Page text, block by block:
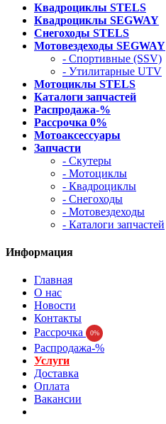
Квадроциклы STELS
Квадроциклы SEGWAY
Снегоходы STELS
Мотовездеходы SEGWAY
- Спортивные (SSV)
- Утилитарные UTV
Мотоциклы STELS
Каталоги запчастей
Распродажа-%
Рассрочка 0%
Мотоаксессуары
Запчасти
- Скутеры
- Мотоциклы
- Квадроциклы
- Снегоходы
- Мотовездеходы
- Каталоги запчастей
Информация
Главная
О нас
Новости
Контакты
Рассрочка
0%
Распродажа-%
Услуги
Доставка
Оплата
Вакансии